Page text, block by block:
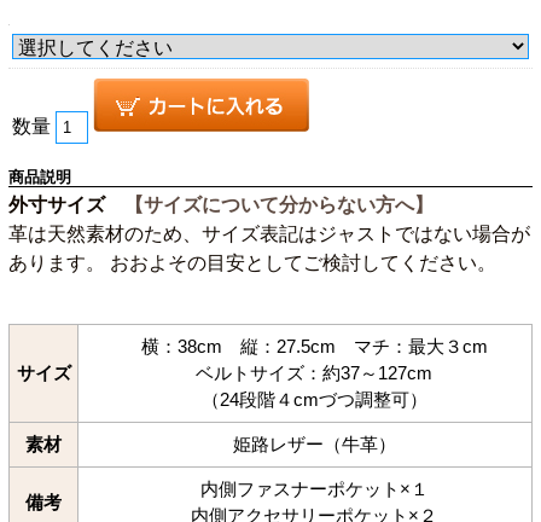
数量
商品説明
外寸サイズ
【サイズについて分からない方へ】
革は天然素材のため、サイズ表記はジャストではない場合が
あります。 おおよその目安としてご検討してください。
サイズ
横：38cm 縦：27.5cm マチ：最大３cm
ベルトサイズ：約37～127cm
（24段階４cmづつ調整可）
素材 姫路レザー（牛革）
備考
内側ファスナーポケット×１
内側アクセサリーポケット×２